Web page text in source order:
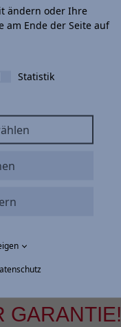
Gesamtbetrag
Vertragslaufzeit
36 mtl. Raten
GARANTIE!
ändern oder Ihre
Ende der Seite auf
Statistik